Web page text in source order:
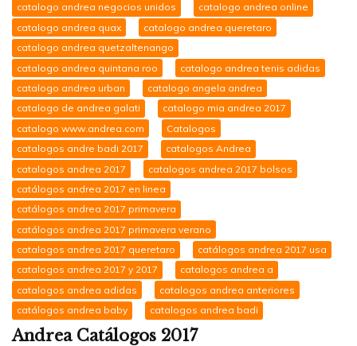
catalogo andrea negocios unidos
catalogo andrea online
catalogo andrea quax
catalogo andrea queretaro
catalogo andrea quetzaltenango
catalogo andrea quintana roo
catalogo andrea tenis adidas
catalogo andrea urban
catalogo angela andrea
catalogo de andrea galati
catalogo mia andrea 2017
catalogo www.andrea.com
Catalogos
catalogos andre badi 2017
catalogos Andrea
catalogos andrea 2017
catalogos andrea 2017 bolsos
catálogos andrea 2017 en linea
catálogos andrea 2017 primavera
catálogos andrea 2017 primavera verano
catalogos andrea 2017 queretaro
catálogos andrea 2017 usa
catalogos andrea 2017 y 2017
catalogos andrea a
catalogos andrea adidas
catalogos andrea anteriores
catálogos andrea baby
catalogos andrea badi
Andrea Catálogos 2017